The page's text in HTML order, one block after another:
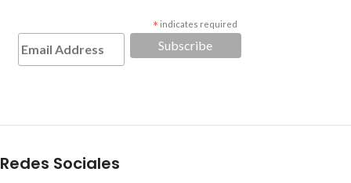
* indicates required
Redes Sociales